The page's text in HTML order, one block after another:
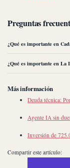
Preguntas
¿Qué es importante en
¿Qué es importante en La
Más información
Deuda técnica:
Agente IA sin
Inversión de
Compartir este artículo: